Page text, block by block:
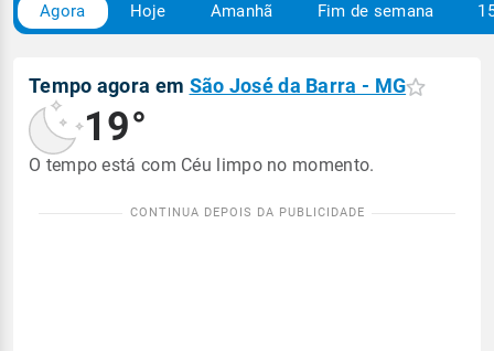
Agora Hoje Amanhã Fim de semana
Tempo agora em São José da Barra - MG
19°
O tempo está com Céu limpo no momento.